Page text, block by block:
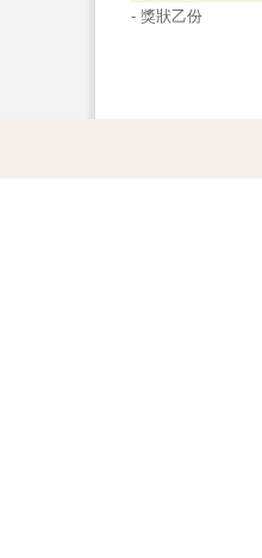
- 獎狀乙份